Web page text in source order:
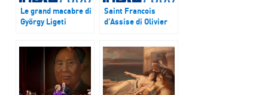
Le grand macabre di
György Ligeti
Saint Francois
d’Assise di Olivier